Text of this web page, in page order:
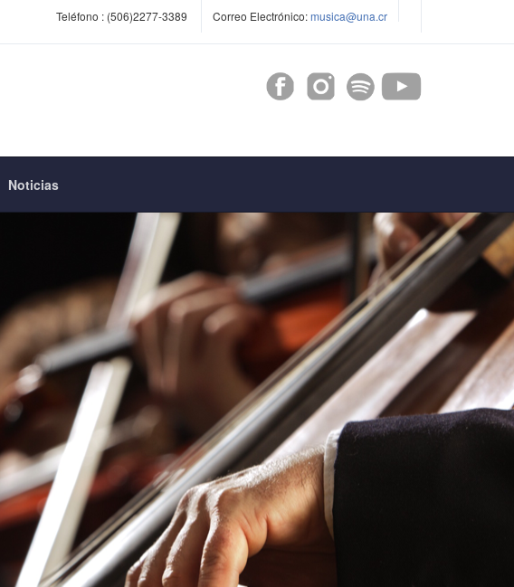
Teléfono : (506)2277-3389 Correo Electrónico:musica@una.cr
Noticias